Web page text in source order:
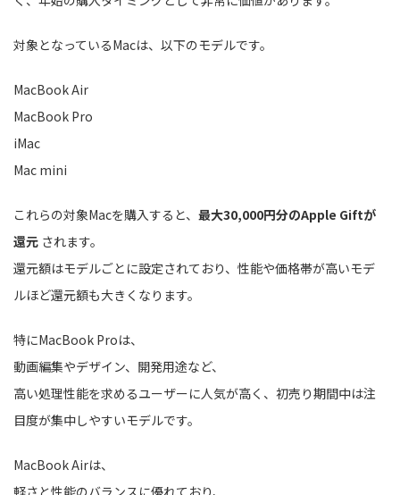
対象となっているMacは、以下のモデルです。
MacBook Air
MacBook Pro
iMac
Mac mini
これらの対象Macを購入すると、 最大30,000円分のApple Giftが
還元 されます。
還元額はモデルごとに設定されており、性能や価格帯が高いモデ
ルほど還元額も大きくなります。
特にMacBook Proは、
動画編集やデザイン、開発用途など、
高い処理性能を求めるユーザーに人気が高く、初売り期間中は注
目度が集中しやすいモデルです。
MacBook Airは、
軽さと性能のバランスに優れており、